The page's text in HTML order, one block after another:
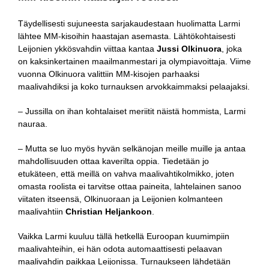
Täydellisesti sujuneesta sarjakaudestaan huolimatta Larmi
lähtee MM-kisoihin haastajan asemasta. Lähtökohtaisesti
Leijonien ykkösvahdin viittaa kantaa Jussi Olkinuora , joka
on kaksinkertainen maailmanmestari ja olympiavoittaja. Viime
vuonna Olkinuora valittiin MM-kisojen parhaaksi
maalivahdiksi ja koko turnauksen arvokkaimmaksi pelaajaksi.
– Jussilla on ihan kohtalaiset meriitit näistä hommista, Larmi
nauraa.
– Mutta se luo myös hyvän selkänojan meille muille ja antaa
mahdollisuuden ottaa kaverilta oppia. Tiedetään jo
etukäteen, että meillä on vahva maalivahtikolmikko, joten
omasta roolista ei tarvitse ottaa paineita, lahtelainen sanoo
viitaten itseensä, Olkinuoraan ja Leijonien kolmanteen
maalivahtiin Christian Heljankoon
Vaikka Larmi kuuluu tällä hetkellä Euroopan kuumimpiin
maalivahteihin, ei hän odota automaattisesti pelaavan
maalivahdin paikkaa Leijonissa. Turnaukseen lähdetään